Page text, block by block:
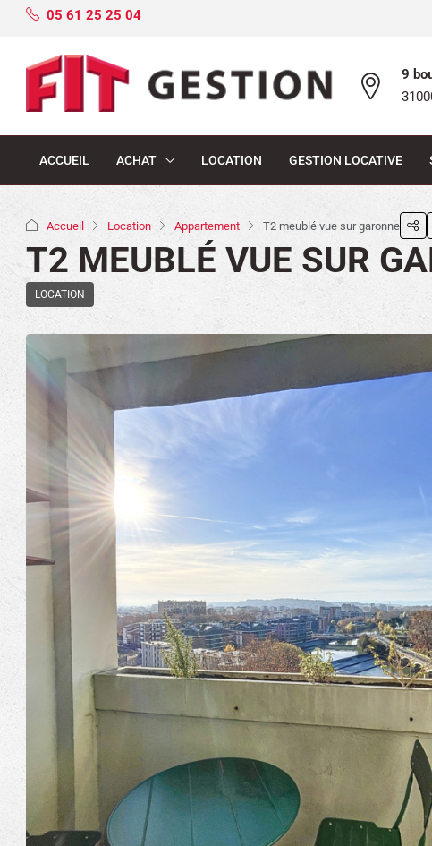
05 61 25 25 04
9
ACCUEIL ACHAT LOCATION GESTION LOCATIVE
Accueil Location Appartement T2 meublé vue sur garonne
T2 MEUBLÉ VUE SUR
LOCATION